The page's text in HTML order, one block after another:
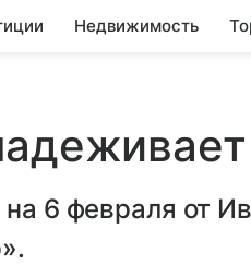
Недвижимость
6 февраля от